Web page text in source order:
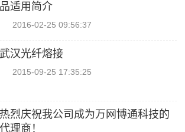
品适用简介
2016-02-25 09:56:37
武汉光纤熔接
2015-09-25 17:35:25
热烈庆祝我公司成为万网博通科技的
代理商！